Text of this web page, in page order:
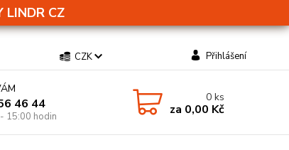
LINDR CZ
CZK Přihlášení
46 44
15:00 hodin
0ks
za 0,00 Kč